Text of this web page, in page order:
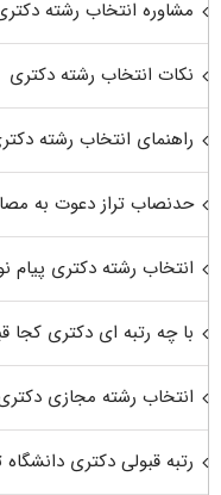
مشاوره انتخاب رشته
نکات انتخاب رشته دکتری
راهنمای انتخاب رشته
حدنصاب تراز دعوت به
انتخاب رشته دکتری پیام
با چه رتبه ای دکتری کجا
انتخاب رشته مجازی
رتبه قبولی دکتری دانشگاه